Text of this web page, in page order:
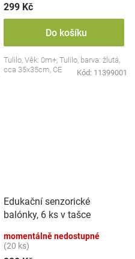
299 Kč
Do košíku
Tulilo, Věk: 0m+, Tulilo, barva: žlutá,
cca 35x35cm, CE
Kód: 11399001
Edukační senzorické
balónky, 6 ks v tašce
momentálně nedostupné
(20 ks)